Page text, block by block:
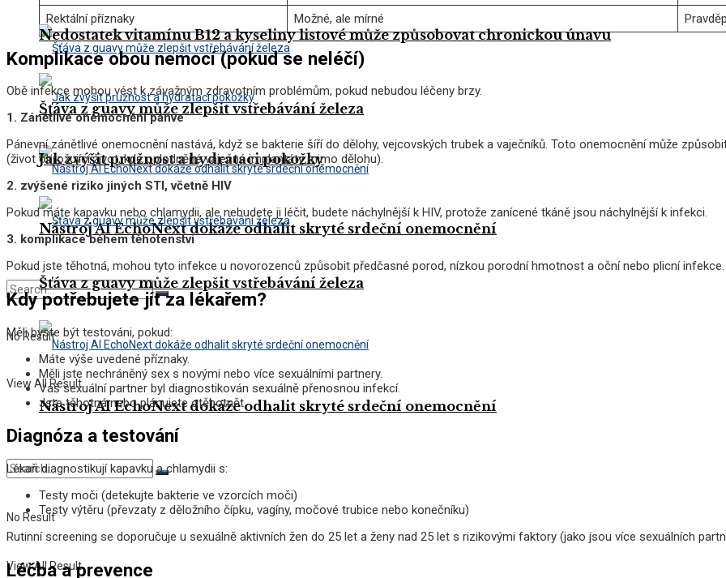
Šťáva z guavy může zlepšit vstřebávání železa
Nástroj AI EchoNext dokáže odhalit skryté srdeční onemocnění
No Result
View All Result
Nedostatek vitamínu B12 a kyseliny listové může způsobovat chronickou únavu
Jak zvýšit pružnost a hydrataci pokožky
Šťáva z guavy může zlepšit vstřebávání železa
Nástroj AI EchoNext dokáže odhalit skryté srdeční onemocnění
No Result
View All Result
Rektální příznaky
Možné, ale mírné
Komplikace obou nemocí (pokud se neléčí)
Obě infekce mohou vést k závažným zdravotním problémům, pokud nebudou léčeny brzy.
1. Zánětlivé onemocnění pánve
Pánevní zánětlivé onemocnění nastává, když se bakterie šíří do dělohy, vejcovských trubek a vaječníků. Toto onemocnění může
(život ohrožující život, kde oplodněné vaječné implantáty mimo dělohu).
2. zvýšené riziko jiných STI, včetně HIV
Pokud máte kapavku nebo chlamydii, ale nebudete ji léčit, budete náchylnější k HIV, protože zanícené tkáně jsou náchylnější k infekci.
3. komplikace během těhotenství
Pokud jste těhotná, mohou tyto infekce u novorozenců způsobit předčasné porod, nízkou porodní hmotnost a oční nebo plicní infekce.
Kdy potřebujete jít za lékařem?
Měli byste být testováni, pokud:
Máte výše uvedené příznaky.
Měli jste nechráněný sex s novými nebo více sexuálními partnery.
Váš sexuální partner byl diagnostikován sexuálně přenosnou infekcí.
Jste těhotná nebo plánujete otěhotnět.
Diagnóza a testování
Lékaři diagnostikují kapavku a chlamydii s:
Testy moči (detekujte bakterie ve vzorcích moči)
Testy výtěru (převzaty z děložního čípku, vagíny, močové trubice nebo konečníku)
Rutinní screening se doporučuje u sexuálně aktivních žen do 25 let a ženy nad 25 let s rizikovými faktory (jako jsou více sexuálních
Léčba a prevence